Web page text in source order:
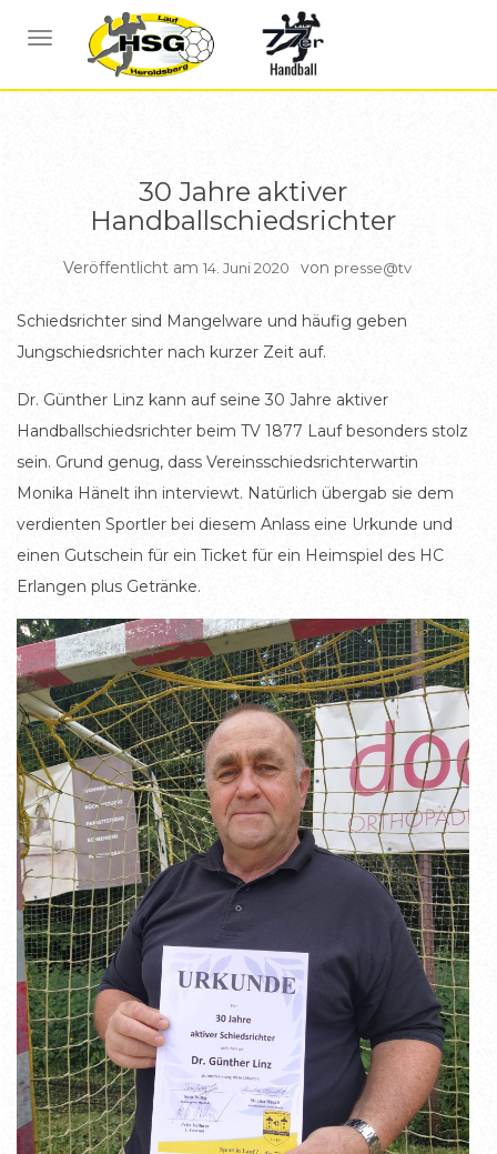
NAVIGATION UMSCHALTEN
ALLGEMEIN
30 Jahre aktiver
Handballschiedsrichter
Veröffentlicht am 14. Juni 2020 von presse@tv
Schiedsrichter sind Mangelware und häufig geben
Jungschiedsrichter nach kurzer Zeit auf.
Dr. Günther Linz kann auf seine 30 Jahre aktiver
Handballschiedsrichter beim TV 1877 Lauf besonders stolz
sein. Grund genug, dass Vereinsschiedsrichterwartin
Monika Hänelt ihn interviewt. Natürlich übergab sie dem
verdienten Sportler bei diesem Anlass eine Urkunde und
einen Gutschein für ein Ticket für ein Heimspiel des HC
Erlangen plus Getränke.